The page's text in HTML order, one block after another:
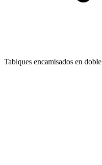
Tabiques encamisados en